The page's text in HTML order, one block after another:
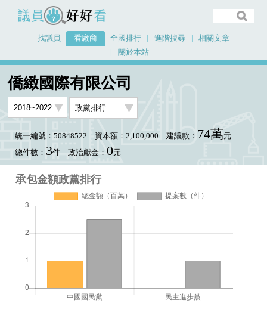
議員好好看
找議員 看廠商 全國排行 進階搜尋
相關文章
關於本站
僑緻國際有限公司
統一編號：50848522 資本額：2,100,000 建議款： 74萬元
總件數： 3件 政治獻金： 0元
承包金額政黨排行